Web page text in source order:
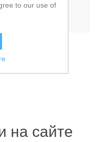
password?
на сайте
to our use of